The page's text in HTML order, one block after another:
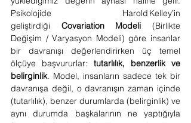
Psikolojide Harold Kelley’in
geliştirdiği Covariation Modeli (Birlikte
Değişim / Varyasyon Modeli) göre insanlar
bir davranışı değerlendirirken üç temel
ölçüye başvururlar: tutarlılık, benzerlik ve
belirginlik. Model, insanların sadece tek bir
davranışa değil, o davranışın zaman içinde
(tutarlılık), benzer durumlarda (belirginlik) ve
aynı durumda başkalarının ne yaptığıyla